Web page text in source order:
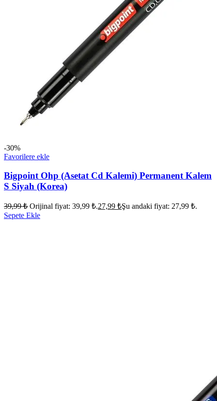
-30%
Favorilere ekle
Bigpoint Ohp (Asetat Cd Kalemi) Permanent Kalem
S Siyah (Korea)
39,99₺ Orijinal fiyat: 39,99 ₺.27,99 ₺Şu andaki fiyat: 27,99 ₺.
Sepete Ekle